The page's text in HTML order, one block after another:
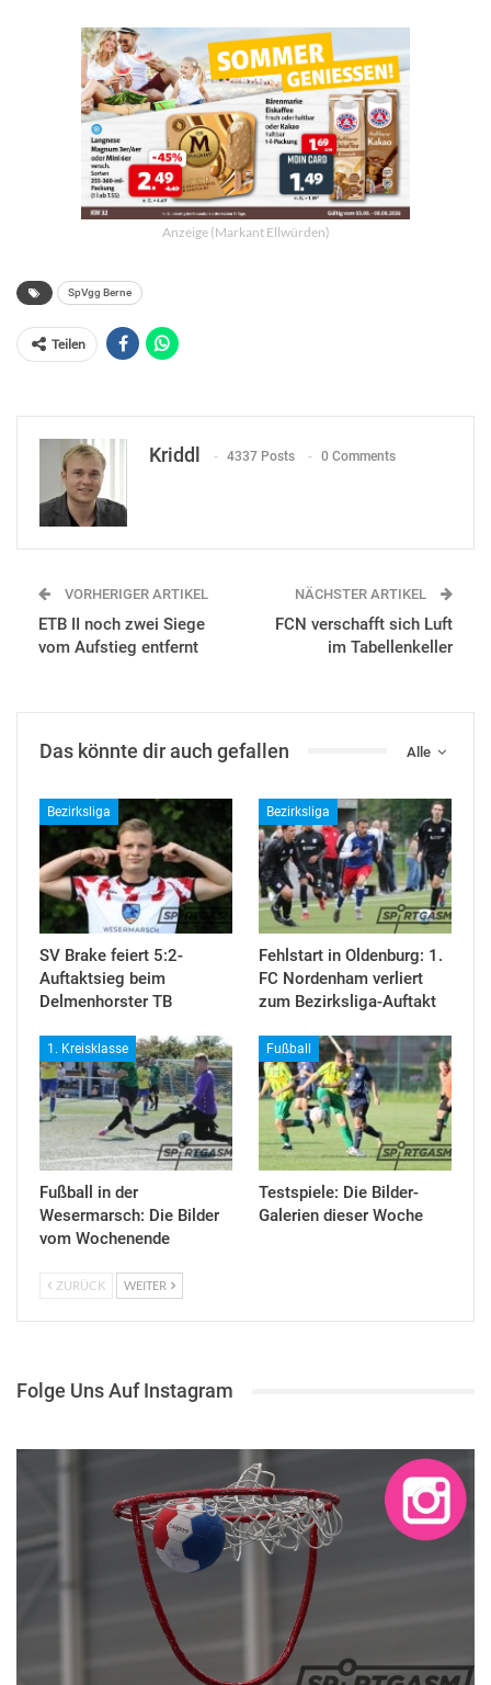
Anzeige (Markant Ellwürden)
SpVgg Berne
Teilen
Kriddl 4337 Posts 0 Comments
VORHERIGER ARTIKEL
ETB II noch zwei Siege
vom Aufstieg entfernt
NÄCHSTER ARTIKEL
FCN verschafft sich Luft
im Tabellenkeller
Alle
Das könnte dir auch gefallen
Bezirksliga
SV Brake feiert 5:2-
Auftaktsieg beim
Delmenhorster TB
Bezirksliga
Fehlstart in Oldenburg: 1.
FC Nordenham verliert
zum Bezirksliga-Auftakt
1. Kreisklasse
Fußball in der
Wesermarsch: Die Bilder
vom Wochenende
Fußball
Testspiele: Die Bilder-
Galerien dieser Woche
ZURÜCK WEITER
Folge Uns Auf Instagram